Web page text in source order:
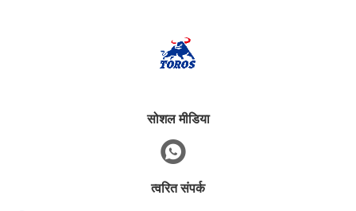
सोशल मीडिया
त्वरित संपर्क